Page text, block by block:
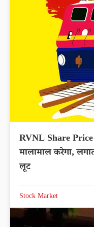
RVNL Share
मालामाल करेगा,
लूट
Stock Market